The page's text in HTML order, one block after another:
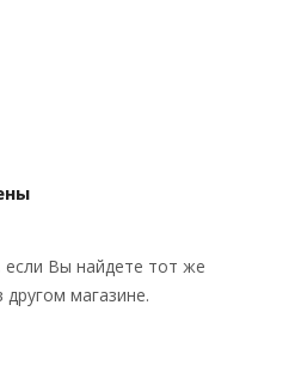
если Вы найдете тот же
магазине.